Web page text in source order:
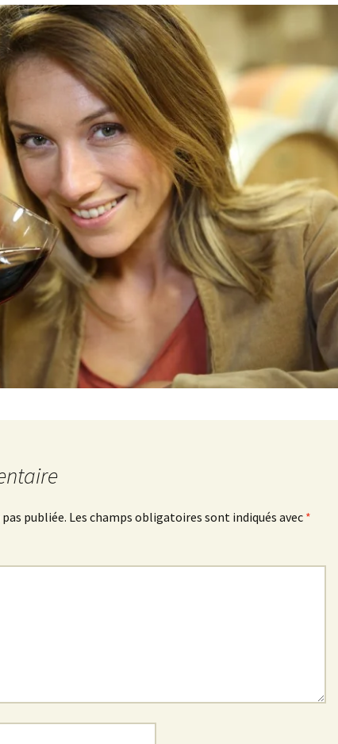
publiée. Les champs obligatoires sont indiqués avec *